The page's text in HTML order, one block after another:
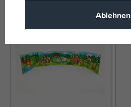
Ablehnen